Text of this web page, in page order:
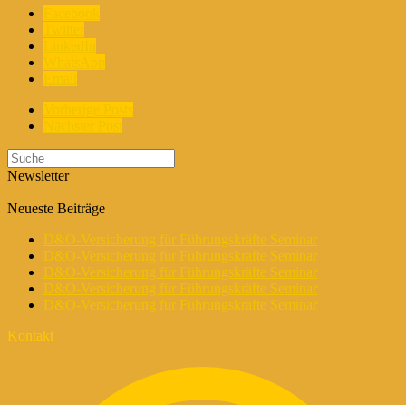
Newsletter
Neueste Beiträge
D&O-Versicherung für Führungskräfte Seminar
D&O-Versicherung für Führungskräfte Seminar
D&O-Versicherung für Führungskräfte Seminar
D&O-Versicherung für Führungskräfte Seminar
D&O-Versicherung für Führungskräfte Seminar
Kontakt